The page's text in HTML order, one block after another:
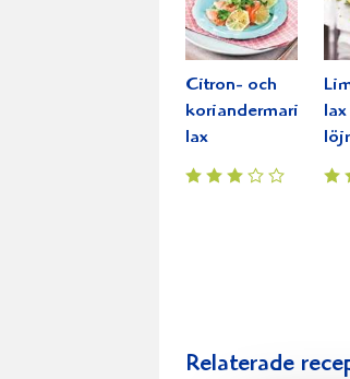
Citron- och
koriandermarinerad
lax
Relaterade